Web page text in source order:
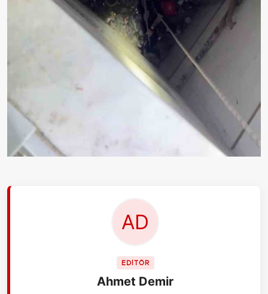
EDİTÖR
Ahmet Demir